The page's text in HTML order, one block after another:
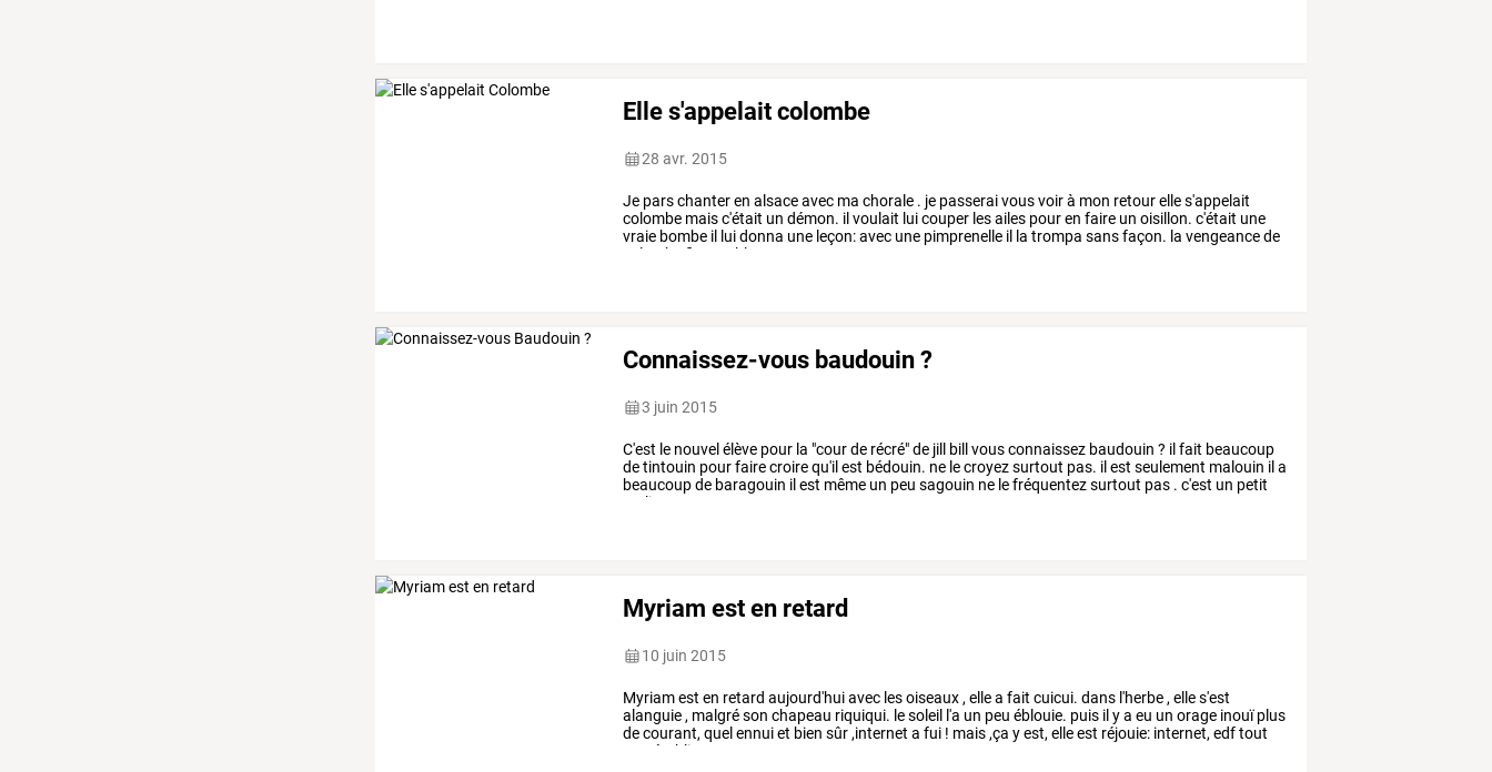
Elle s'appelait colombe
28 avr. 2015
Je parschanteren alsaceavec ma chorale . je passeraivousvoirà mon retourelles'appelait
colombe maisc'était un démon. il voulait luicouper lesailes pouren faire un oisillon. c'était une
vraie bombe il luidonna une leçon:avec une pimprenelle il la trompa sansfaçon. la vengeancede
colombe
fit trembler
Connaissez-vous baudouin ?
3 juin 2015
C'est le nouvel élève pour la "courde récré"de jill bill vousconnaissez baudouin ? il fait beaucoup
detintouin pourfairecroirequ'il est bédouin. ne lecroyezsurtout pas. il est seulement malouin il a
beaucoupde baragouin il est même un peu sagouin ne lefréquentezsurtout pas . c'est un petit
malin
Myriam est en retard
10 juin 2015
Myriamest en retard aujourd'huiavec lesoiseaux , ellea fait cuicui. dans l'herbe , elles'est
alanguie , malgréson chapeau riquiqui. lesoleil l'a un peu éblouie. puis il ya eu un orage inouïplus
decourant, quel ennuiet bien sûr ,internet a fui ! mais ,ça yest, elleest réjouie: internet, edftout
rétabli.